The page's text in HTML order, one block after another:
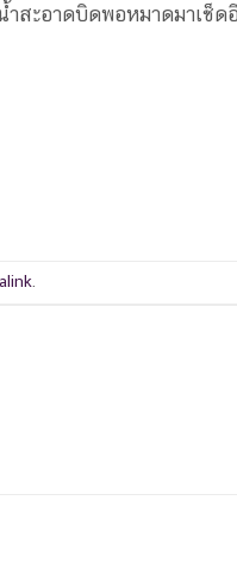
ำสะอาดบิดพอหมาดมาเช็ด
.